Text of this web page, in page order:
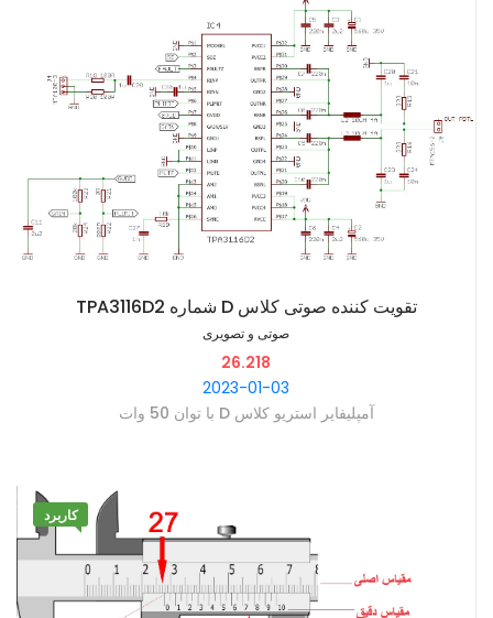
قابل استفاده است. ‫
‫ترانس جریان متناسب با کاربرد در شکلهای مختلفی ساخته شده که
در تصویر یک نمونه صنعتی و یک نمونه کوچک دستگاهی آن را مشاهده
میکنید.
‫تقویت کننده صوتی کلاس D شماره TPA3116D2
صوتی و تصویری
26.218
2023-01-03
‫آمپلیفایر استریو کلاس D با توان 50 وات
کاربرد